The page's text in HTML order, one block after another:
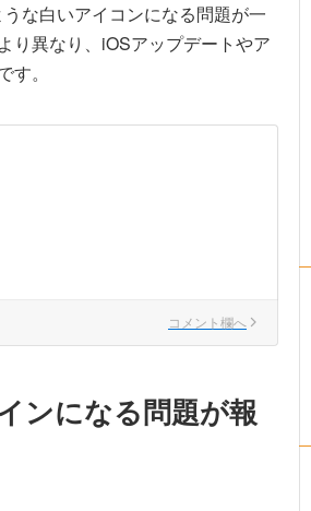
な白いアイコンになる問題が一
り異なり、iOSアップデートやア
。
コメント欄へ
ンになる問題が報